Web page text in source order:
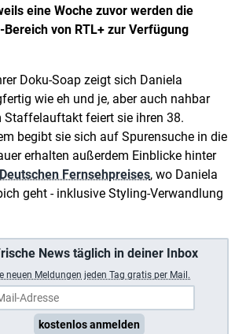
eine Woche zuvor werden die
von RTL+ zur Verfügung
Doku-Soap zeigt sich Daniela
wie eh und je, aber auch nahbar
Staffelauftakt feiert sie ihren 38.
begibt sie sich auf Spurensuche in die
erhalten außerdem Einblicke hinter
Deutschen Fernsehpreises, wo Daniela
geht - inklusive Styling-Verwandlung
News täglich in deiner Inbox
neuen Meldungen jeden Tag gratis per Mail.
kostenlos anmelden